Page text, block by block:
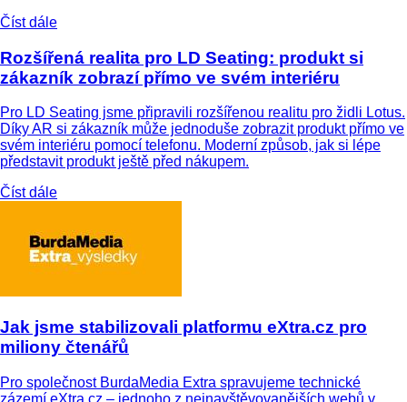
Číst dále
Rozšířená realita pro LD Seating: produkt si
zákazník zobrazí přímo ve svém interiéru
Pro LD Seating jsme připravili rozšířenou realitu pro židli Lotus.
Díky AR si zákazník může jednoduše zobrazit produkt přímo ve
svém interiéru pomocí telefonu. Moderní způsob, jak si lépe
představit produkt ještě před nákupem.
Číst dále
Jak jsme stabilizovali platformu eXtra.cz pro
miliony čtenářů
Pro společnost BurdaMedia Extra spravujeme technické
zázemí eXtra.cz – jednoho z nejnavštěvovanějších webů v